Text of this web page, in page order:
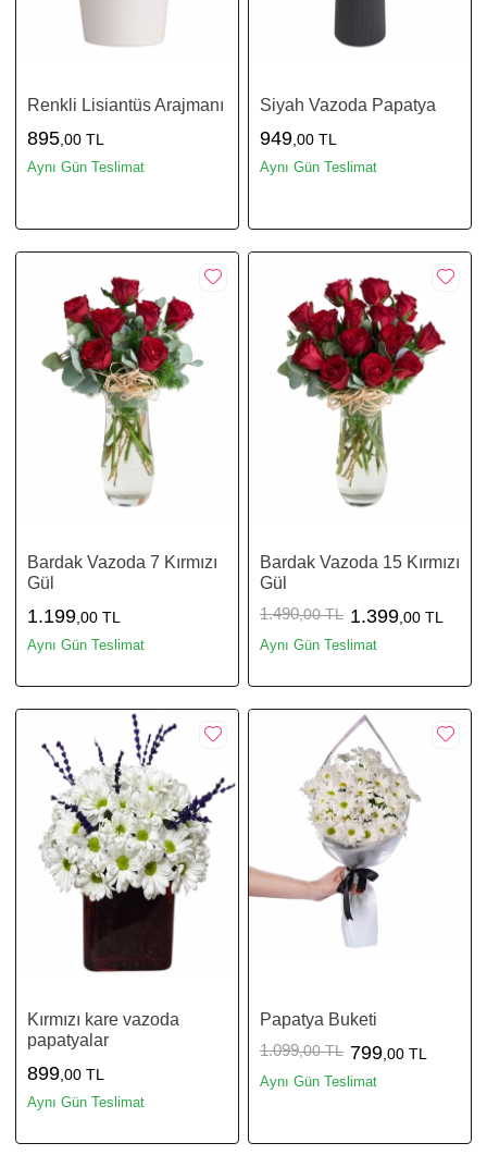
Renkli Lisiantüs Arajmanı
895 ,00 TL
Aynı Gün Teslimat
Siyah Vazoda Papatya
949 ,00 TL
Aynı Gün Teslimat
Bardak Vazoda 7 Kırmızı
Gül
1.199 ,00 TL
Aynı Gün Teslimat
Bardak Vazoda 15 Kırmızı
Gül
1.490,00 TL 1.399 ,00 TL
Aynı Gün Teslimat
Kırmızı kare vazoda
papatyalar
899 ,00 TL
Aynı Gün Teslimat
Papatya Buketi
1.099,00 TL 799 ,00 TL
Aynı Gün Teslimat